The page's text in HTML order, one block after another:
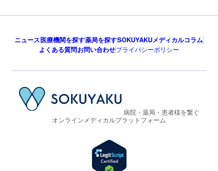
ニュース医療機関を探す薬局を探すSOKUYAKUメディカルコラム
よくある質問お問い合わせプライバシーポリシー
病院・薬局・患者様を繋ぐ
オンラインメディカルプラットフォーム